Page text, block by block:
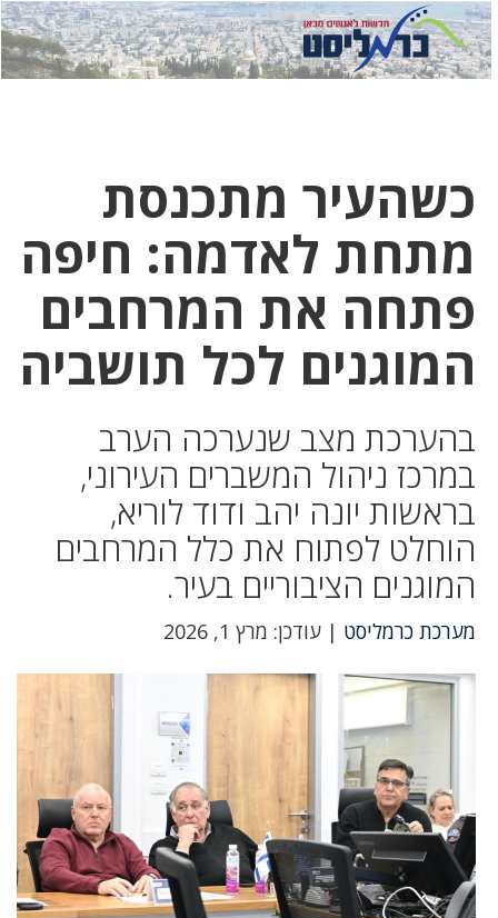
לחץ
כאן
לחץ
כדי
כשהעיר מתכנסת
מתחת לאדמה: חיפה
פתחה את המרחבים
המוגנים לכל תושביה
בהערכת מצב שנערכה הערב
במרכז ניהול המשברים העירוני,
בראשות יונה יהב ודוד לוריא,
הוחלט לפתוח את כלל המרחבים
המוגנים הציבוריים בעיר.
מערכת כרמליסט | עודכן: מרץ 1, 2026